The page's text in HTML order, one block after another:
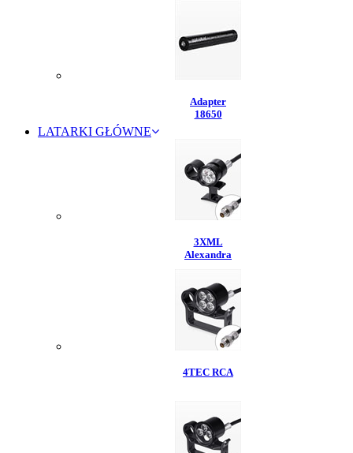
Adapter
18650
LATARKI GŁÓWNE
3XML
Alexandra
4TEC RCA